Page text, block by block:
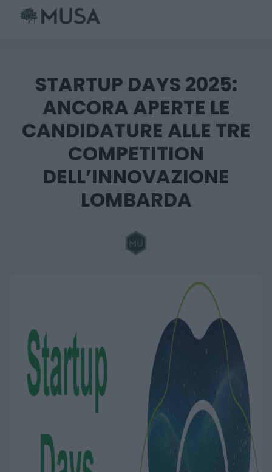
STARTUP DAYS 2025:
ANCORA APERTE LE
CANDIDATURE ALLE TRE
COMPETITION
DELL’INNOVAZIONE
LOMBARDA